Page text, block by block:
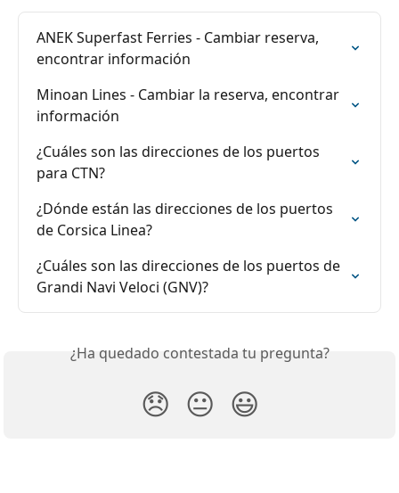
ANEK Superfast Ferries - Cambiar reserva,
encontrar información
Minoan Lines - Cambiar la reserva, encontrar
información
¿Cuáles son las direcciones de los puertos
para CTN?
¿Dónde están las direcciones de los puertos
de Corsica Linea?
¿Cuáles son las direcciones de los puertos de
Grandi Navi Veloci (GNV)?
¿Ha quedado contestada tu pregunta?
😞 😐 😃